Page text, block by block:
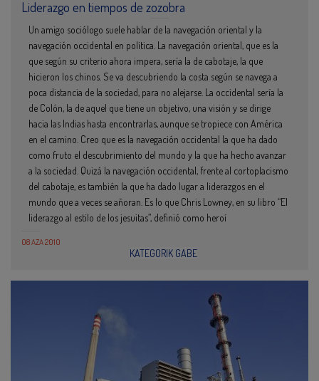
Liderazgo en tiempos de zozobra
Un amigo sociólogo suele hablar de la navegación oriental y la
navegación occidental en política. La navegación oriental, que es la
que según su criterio ahora impera, sería la de cabotaje, la que
hicieron los chinos. Se va descubriendo la costa según se navega a
poca distancia de la sociedad, para no alejarse. La occidental sería la
de Colón, la de aquel que tiene un objetivo, una visión y se dirige
hacia las Indias hasta encontrarlas, aunque se tropiece con América
en el camino. Creo que es la navegación occidental la que ha dado
como fruto el descubrimiento del mundo y la que ha hecho avanzar
a la sociedad. Quizá la navegación occidental, frente al cortoplacismo
del cabotaje, es también la que ha dado lugar a liderazgos en el
mundo que a veces se añoran. Es lo que Chris Lowney, en su libro “El
liderazgo al estilo de los jesuitas”, definió como heroí
08 AZA 2010
KATEGORIK GABE